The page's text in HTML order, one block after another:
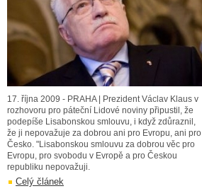
17. října 2009 - PRAHA | Prezident Václav Klaus v
rozhovoru pro páteční Lidové noviny připustil, že
podepíše Lisabonskou smlouvu, i když zdůraznil,
že ji nepovažuje za dobrou ani pro Evropu, ani pro
Česko. "Lisabonskou smlouvu za dobrou věc pro
Evropu, pro svobodu v Evropě a pro Českou
republiku nepovažuji.
Celý článek